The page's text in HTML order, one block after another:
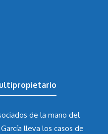
de la mano del
lleva los casos de